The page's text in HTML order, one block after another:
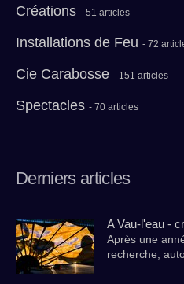
Créations - 51 articles
Installations de Feu - 72
Cie Carabosse - 151 articles
Spectacles - 70 articles
Derniers articles
A Vau-l'eau -
Après une
recherche,